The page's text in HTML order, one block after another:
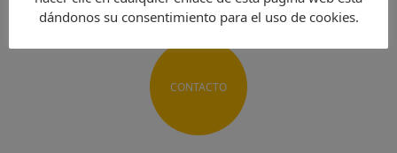
CONTACTO
dándonos su consentimiento para el uso de cookies.